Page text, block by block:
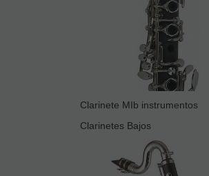
Clarinete MIb instrumentos
Clarinetes Bajos